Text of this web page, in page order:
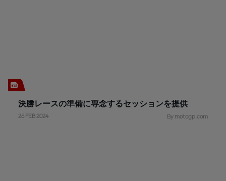
決勝レースの準備に専念するセッションを提供
26 FEB 2024 By motogp.com